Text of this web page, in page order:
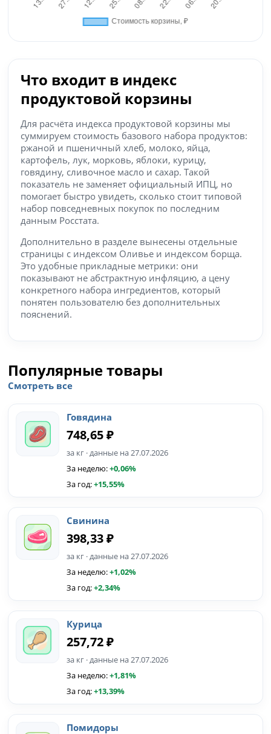
Что входит в индекс
продуктовой корзины
Для расчёта индекса продуктовой корзины мы
суммируем стоимость базового набора продуктов:
ржаной и пшеничный хлеб, молоко, яйца,
картофель, лук, морковь, яблоки, курицу,
говядину, сливочное масло и сахар. Такой
показатель не заменяет официальный ИПЦ, но
помогает быстро увидеть, сколько стоит типовой
набор повседневных покупок по последним
данным Росстата.
Дополнительно в разделе вынесены отдельные
страницы с индексом Оливье и индексом борща.
Это удобные прикладные метрики: они
показывают не абстрактную инфляцию, а цену
конкретного набора ингредиентов, который
понятен пользователю без дополнительных
пояснений.
Популярные товары
Смотреть все
Говядина
748,65 ₽
за кг · данные на 27.07.2026
За неделю:+0,06%
За год:+15,55%
Свинина
398,33 ₽
за кг · данные на 27.07.2026
За неделю:+1,02%
За год:+2,34%
Курица
257,72 ₽
за кг · данные на 27.07.2026
За неделю:+1,81%
За год:+13,39%
Помидоры